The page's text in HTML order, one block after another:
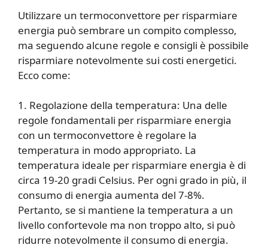
Utilizzare un termoconvettore per risparmiare
energia può sembrare un compito complesso,
ma seguendo alcune regole e consigli è possibile
risparmiare notevolmente sui costi energetici.
Ecco come:
1. Regolazione della temperatura: Una delle
regole fondamentali per risparmiare energia
con un termoconvettore è regolare la
temperatura in modo appropriato. La
temperatura ideale per risparmiare energia è di
circa 19-20 gradi Celsius. Per ogni grado in più, il
consumo di energia aumenta del 7-8%.
Pertanto, se si mantiene la temperatura a un
livello confortevole ma non troppo alto, si può
ridurre notevolmente il consumo di energia.